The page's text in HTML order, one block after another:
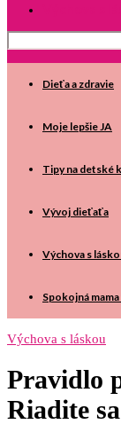
Dieťa a zdravie
Moje lepšie JA
Tipy na detské
Vývoj dieťaťa
Výchova s
Spokojná
Výchova s láskou
Pravidlo
Riadite